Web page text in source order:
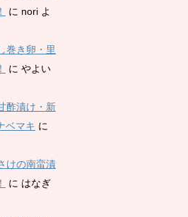
に nori よ
巻き卵・里
に やよい
酢漬け・新
ベマキ に
けの南蛮漬
に はなぎ